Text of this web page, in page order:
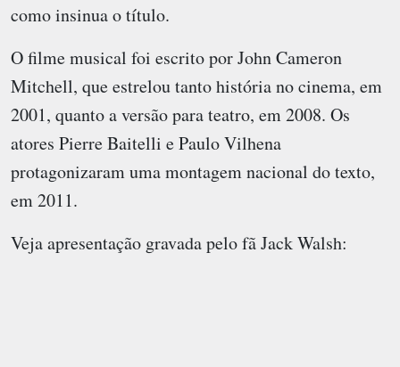
como insinua o título.
O filme musical foi escrito por John Cameron
Mitchell, que estrelou tanto história no cinema, em
2001, quanto a versão para teatro, em 2008. Os
atores Pierre Baitelli e Paulo Vilhena
protagonizaram uma montagem nacional do texto,
em 2011.
Veja apresentação gravada pelo fã Jack Walsh: